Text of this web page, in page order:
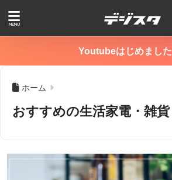
Youtubeはじめました
ホーム
おすすめの生活家電・雑貨